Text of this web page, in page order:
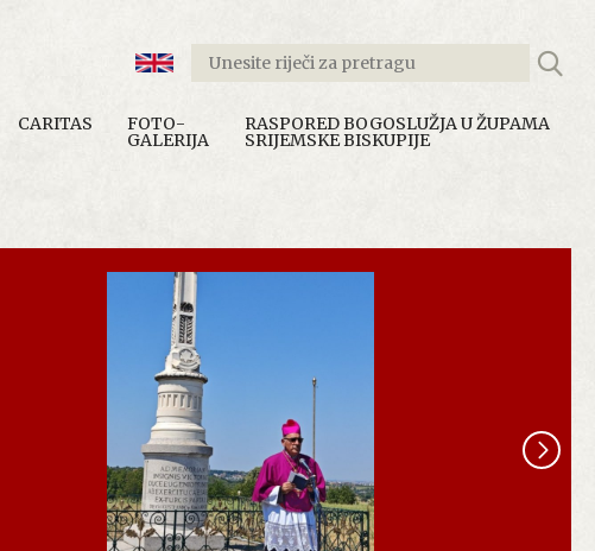
CARITAS FOTO-
GALERIJA
RASPORED BOGOSLUŽJA U ŽUPAMA
SRIJEMSKE BISKUPIJE